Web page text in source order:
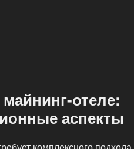
отеле:
аспекты